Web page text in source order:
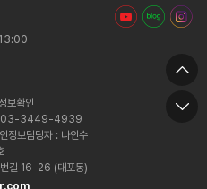
보확인
3449-4939
정보담당자 : 나인수
번길 16-26 (대포동)